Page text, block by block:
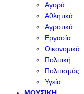
Αγορά
Αθλητικά
Αγροτικά
Εργασία
Οικονομικά
Πολιτική
Πολιτισμός
Υγεία